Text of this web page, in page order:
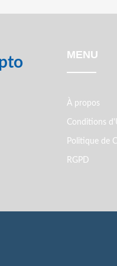
MENU
À propos
Conditions
Politique de
RGPD